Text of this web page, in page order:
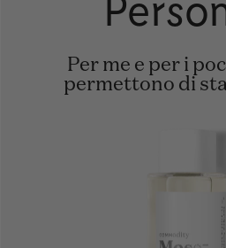
Per me e per i
permettono di